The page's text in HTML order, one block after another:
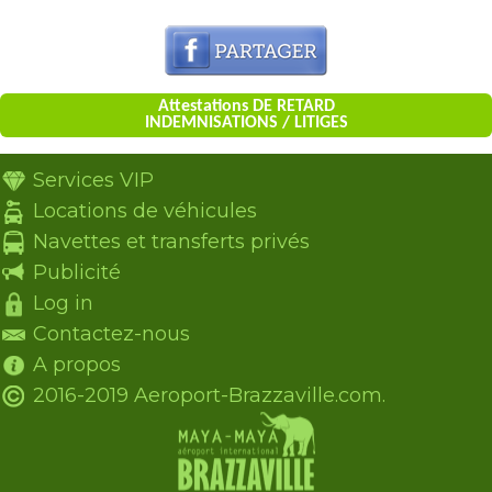
Attestations DE RETARD
INDEMNISATIONS / LITIGES
Services VIP
Locations de véhicules
Navettes et transferts privés
Publicité
Log in
Contactez-nous
A propos
2016-2019 Aeroport-Brazzaville.com.